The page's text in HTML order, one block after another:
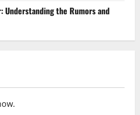
Understanding the Rumors and